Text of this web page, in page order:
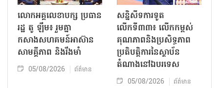
លោក​អគ្គលេខាបក្ស ប្រធាន
រដ្ឋ តូ ឡឹម៖ រួមគ្នា
កសាងសហគមន៍អាស៊ាន
សាមគ្គីភាព និងរឹងមាំ
05/08/2026 ព័ត៌មាន
សន្និសីទការទូត
លើកទី៣៣៖ លើក​កម្ពស់
គុណភាពនិងប្រសិទ្ធភាព
ប្រតិបត្តិការ​នៃស្ថាប័ន​​
តំណាងនៅឯ​បរទេស​
05/08/2026 ព័ត៌មាន